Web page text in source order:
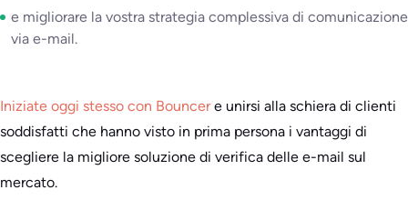
e migliorare la vostra strategia complessiva di comunicazione
via e-mail.
Iniziate oggi stesso con Bouncere unirsi alla schiera di clienti
soddisfatti che hanno visto in prima persona i vantaggi di
scegliere la migliore soluzione di verifica delle e-mail sul
mercato.